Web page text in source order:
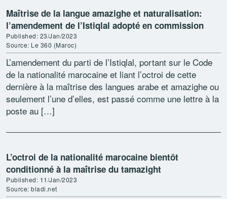
Children & Social Protection, Liberia Remarks […]
Maîtrise de la langue amazighe et naturalisation:
l’amendement de l’Istiqlal adopté en commission
Published: 23/Jan/2023
Source: Le 360 (Maroc)
L’amendement du parti de l’Istiqlal, portant sur le Code
de la nationalité marocaine et liant l’octroi de cette
dernière à la maîtrise des langues arabe et amazighe ou
seulement l’une d’elles, est passé comme une lettre à la
poste au […]
L’octroi de la nationalité marocaine bientôt
conditionné à la maîtrise du tamazight
Published: 11/Jan/2023
Source: bladi.net